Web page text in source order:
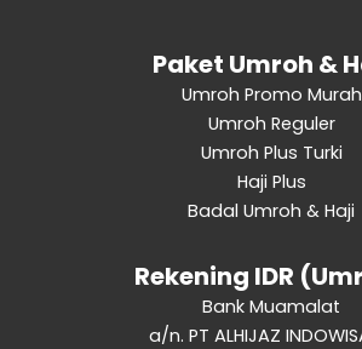
Paket Umroh &
Umroh Promo Murah
Umroh Reguler
Umroh Plus Turki
Haji Plus
Badal Umroh & Haji
Rekening IDR
Bank Muamalat
a/n. PT ALHIJAZ